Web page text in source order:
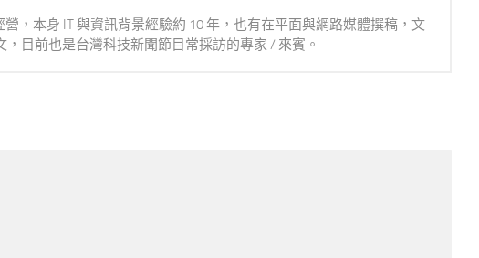
，本身 IT 與資訊背景經驗約 10 年，也有在平面與網路媒體撰稿，文
目前也是台灣科技新聞節目常採訪的專家 / 來賓。